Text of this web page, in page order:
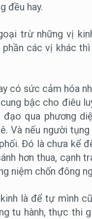
đều hay.
trừ những vị
phần các vị khác
có sức cảm hóa
bậc cho điêu
đạo qua phương
Và nếu người
Đó là chưa kể
hơn thua, cạnh
niệm chốn đông
là để tự mình
tu hành, thực thi